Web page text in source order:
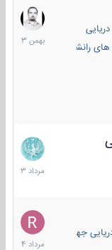
رانشی دریایی
6
بهمن
1403
2
مرداد
1403
جهان
16
مرداد
1404